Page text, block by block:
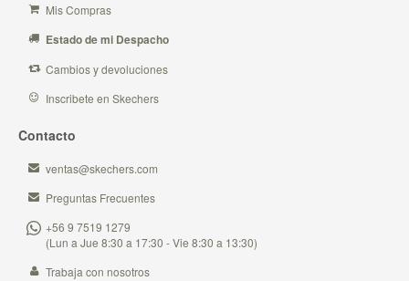
Mis Compras
Estado de mi Despacho
Cambios y devoluciones
Inscribete en Skechers
Contacto
ventas@skechers.com
Preguntas Frecuentes
+56 9 7519 1279
(Lun a Jue 8:30 a 17:30 - Vie 8:30 a 13:30)
Trabaja con nosotros